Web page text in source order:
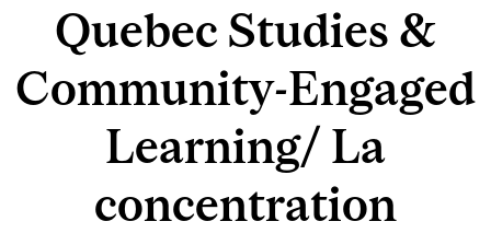
Quebec Studies &
Community-Engaged
Learning/ La
concentration